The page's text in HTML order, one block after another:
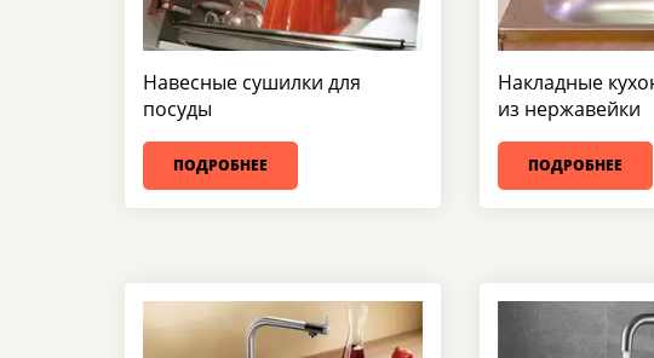
Навесные сушилки для
посуды
ПОДРОБНЕЕ
Накладные
из нержавейки
ПОДРОБНЕЕ